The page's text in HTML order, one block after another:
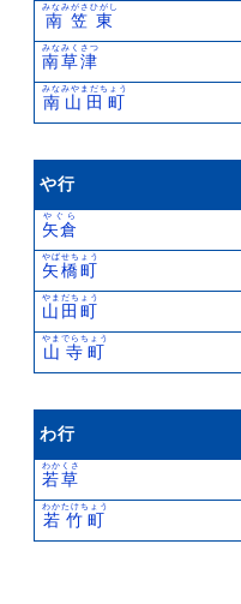
南笠東
みなみがさひがし
南草津
みなみくさつ
南山田町
みなみやまだちょう
や行
矢倉
やぐら
矢橋町
やばせちょう
山田町
やまだちょう
山寺町
やまでらちょう
わ行
若草
わかくさ
若竹町
わかたけちょう